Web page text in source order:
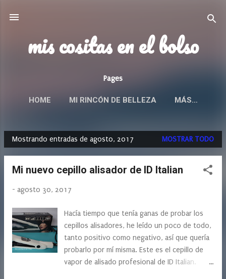
mis cositas en el bolso
Pages
HOME MI RINCÓN DE BELLEZA MÁS…
E
n
Mostrando entradas de agosto, 2017 MOSTRAR TODO
Mi nuevo cepillo alisador de ID Italian
- agosto 30, 2017
Hacía tiempo que tenía ganas de probar los
cepillos alisadores, he leído un poco de todo,
tanto positivo como negativo, así que quería
probarlo por mí misma. Este es el cepillo de
vapor de alisado profesional de ID Italian.